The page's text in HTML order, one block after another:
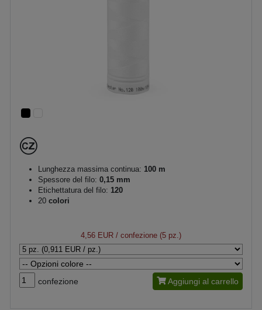
Lunghezza massima continua: 100 m
Spessore del filo: 0,15 mm
Etichettatura del filo: 120
20 colori
4,56 EUR / confezione (5 pz.)
confezione Aggiungi al carrello